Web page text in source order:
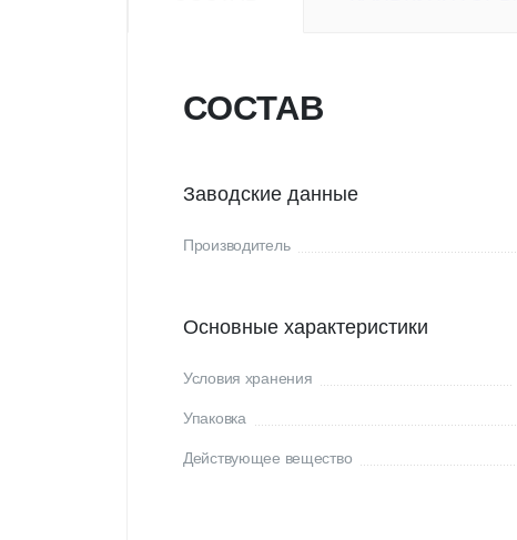
СОСТАВ
Заводские данные
Производитель
Основные характеристики
Условия хранения
Упаковка
Действующее вещество